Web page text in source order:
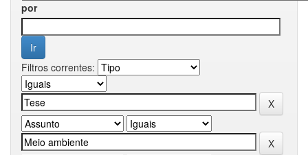
por
Filtros correntes: